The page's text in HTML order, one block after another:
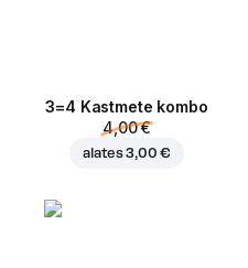
3=4 Kastmete kombo
4,00 €
alates3,00 €